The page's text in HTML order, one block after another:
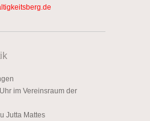
im Vereinsraum der
Jutta Mattes